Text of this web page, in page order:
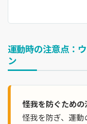
運動時の注意点：
ン
怪我を防ぐための
怪我を防ぎ、運